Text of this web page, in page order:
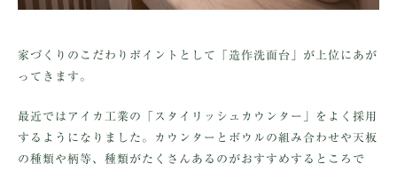
家づくりのこだわりポイントとして「造作洗面台」が上位にあが
ってきます。
最近ではアイカ工業の「スタイリッシュカウンター」をよく採用
するようになりました。カウンターとボウルの組み合わせや天板
の種類や柄等、種類がたくさんあるのがおすすめするところで